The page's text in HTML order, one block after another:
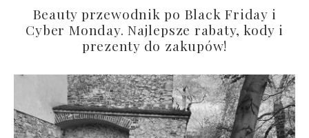
Beauty przewodnik po Black Friday i
Cyber Monday. Najlepsze rabaty, kody i
prezenty do zakupów!